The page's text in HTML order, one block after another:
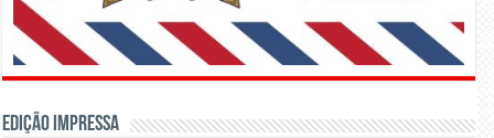
Edição Impressa